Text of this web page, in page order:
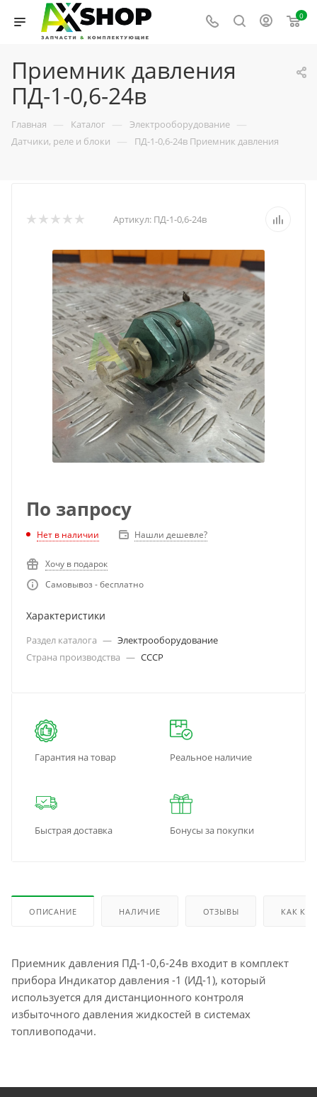
0
Приемник давления
ПД-1-0,6-24в
Главная — Каталог — Электрооборудование —
Датчики, реле и блоки — ПД-1-0,6-24в Приемник давления
Артикул: ПД-1-0,6-24в
По запросу
Нет в наличии Нашли дешевле?
Хочу в подарок
Самовывоз - бесплатно
Характеристики
Раздел каталога — Электрооборудование
Страна производства — СССР
Гарантия на товар Реальное наличие
Быстрая доставка Бонусы за покупки
ОПИСАНИЕ НАЛИЧИЕ ОТЗЫВЫ КАК
Приемник давления ПД-1-0,6-24в входит в комплект
прибора Индикатор давления -1 (ИД-1), который
используется для дистанционного контроля
избыточного давления жидкостей в системах
топливоподачи.